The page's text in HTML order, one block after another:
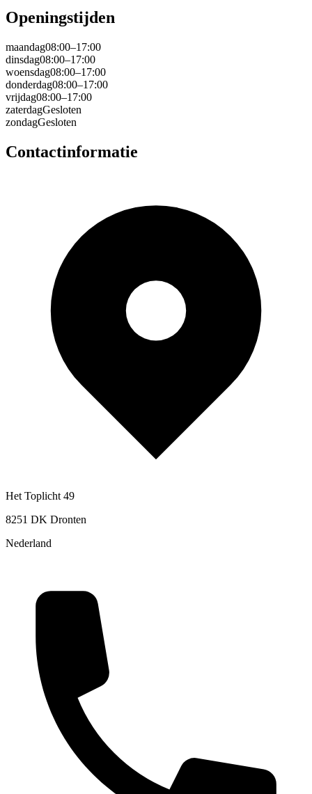
Openingstijden
maandag08:00–17:00
dinsdag08:00–17:00
woensdag08:00–17:00
donderdag08:00–17:00
vrijdag08:00–17:00
zaterdagGesloten
zondagGesloten
Contactinformatie
Het Toplicht 49
8251 DK Dronten
Nederland